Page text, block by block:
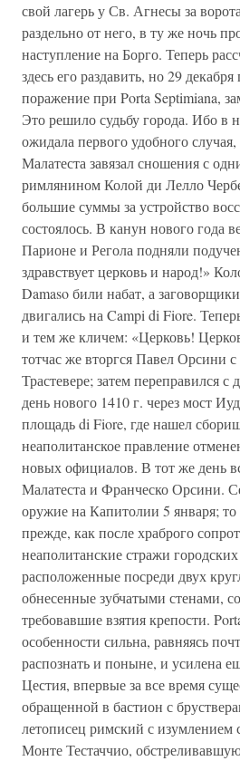
свой лагерь у Св. Агнесы за
раздельно от него, в ту же ночь
наступление на Борго. Теперь
здесь его раздавить, но 29
поражение при Porta Septimiana,
Это решило судьбу города. Ибо в
ожидала первого удобного случая,
Малатеста завязал сношения с
римлянином Колой ди Лелло
большие суммы за устройство
состоялось. В канун нового года
Парионе и Регола подняли
здравствует церковь и народ!»
Damaso били набат, а
двигались на Campi di Fiore.
и тем же кличем: «Церковь!
тотчас же вторгся Павел Орсини
Трастевере; затем переправился с
день нового 1410 г. через мост
площадь di Fiore, где нашел
неаполитанское правление
новых официалов. В тот же день
Малатеста и Франческо Орсини.
оружие на Капитолии 5 января;
прежде, как после храброго
неаполитанские стражи
расположенные посреди двух
обнесенные зубчатыми стенами,
требовавшие взятия крепости.
особенности сильна, равняясь
распознать и поныне, и усилена
Цестия, впервые за все время
обращенной в бастион с
летописец римский с изумлением
Монте Тестаччио,